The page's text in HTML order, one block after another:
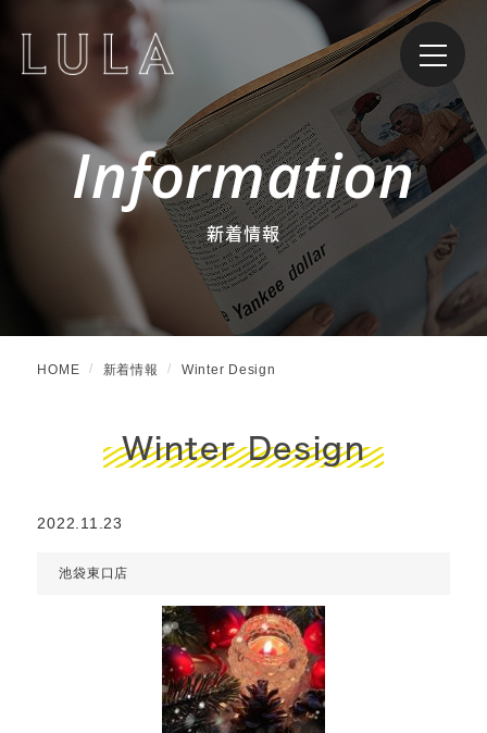
Information
新着情報
HOME 新着情報 Winter Design
Winter Design
2022.11.23
池袋東口店